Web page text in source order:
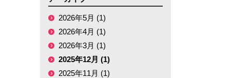
2026年5月 (1)
2026年4月 (1)
2026年3月 (1)
2025年12月 (1)
2025年11月 (1)